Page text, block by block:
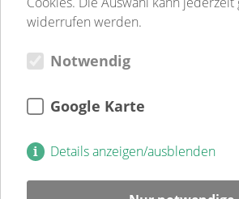
Gastronomie
Weitere Einrichtungen
Spenden
Ehrenamt
widerrufen werden.
Notwendig
Google Karte
Details anzeigen/ausblenden